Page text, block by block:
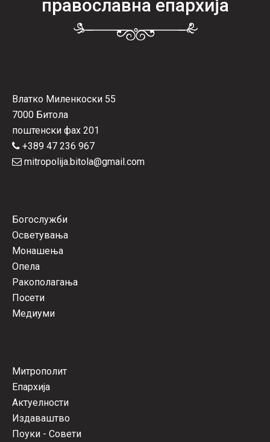
православна епархија
Влатко Миленкоски 55
7000 Битола
поштенски фах 201
+389 47 236 967
mitropolija.bitola@gmail.com
Богослужби
Осветувања
Монашења
Опела
Ракополагања
Посети
Медиуми
Митрополит
Епархија
Актуелности
Издаваштво
Поуки - Совети